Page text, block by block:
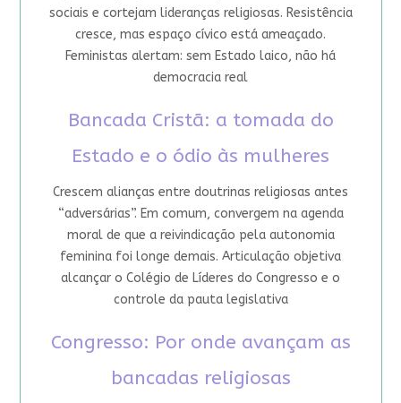
sociais e cortejam lideranças religiosas. Resistência
cresce, mas espaço cívico está ameaçado.
Feministas alertam: sem Estado laico, não há
democracia real
Bancada Cristã: a tomada do
Estado e o ódio às mulheres
Crescem alianças entre doutrinas religiosas antes
“adversárias”. Em comum, convergem na agenda
moral de que a reivindicação pela autonomia
feminina foi longe demais. Articulação objetiva
alcançar o Colégio de Líderes do Congresso e o
controle da pauta legislativa
Congresso: Por onde avançam as
bancadas religiosas